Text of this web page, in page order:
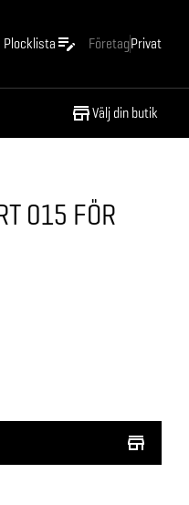
Plocklista FöretagPrivat
Välj din butik
015 FÖR